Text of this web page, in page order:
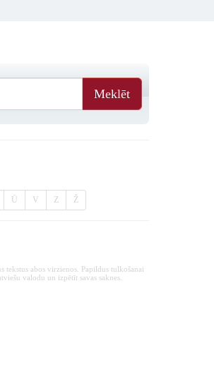
Meklēt
Ū V Z Ž
abos virzienos. Papildus tulkošanai
valodu un izpētīt savas saknes.